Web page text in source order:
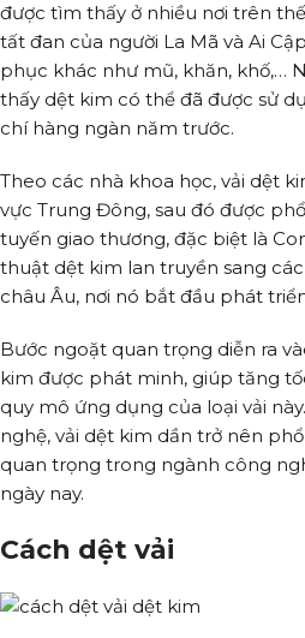
được tìm thấy ở nhiều nơi trên
tất đan của người La Mã và Ai
phục khác như mũ, khăn, khố,…
thấy dệt kim có thể đã được sử
chí hàng ngàn năm trước.
Theo các nhà khoa học, vải dệt
vực Trung Đông, sau đó được
tuyến giao thương, đặc biệt là
thuật dệt kim lan truyền sang
châu Âu, nơi nó bắt đầu phát
Bước ngoặt quan trọng diễn ra
kim được phát minh, giúp tăng
quy mô ứng dụng của loại vải
nghệ, vải dệt kim dần trở nên
quan trọng trong ngành công
ngày nay.
Cách dệt vải